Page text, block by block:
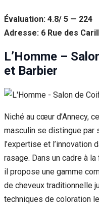
Évaluation: 4.8/ 5 — 224
Adresse: 6 Rue des
L’Homme –
et Barbier
Niché au cœur d’Annecy,
masculin se distingue par
l’expertise et
rasage. Dans un cadre à
il propose une gamme
de cheveux traditionnelle
techniques de coloration